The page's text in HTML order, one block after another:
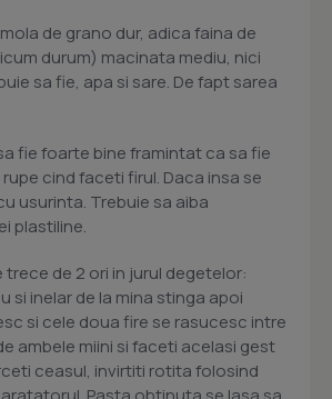
de grano dur, adica faina de
durum) macinata mediu, nici
sa fie, apa si sare. De fapt sarea
fie foarte bine framintat ca sa fie
cind faceti firul. Daca insa se
usurinta. Trebuie sa aiba
plastiline.
trece de 2 ori in jurul degetelor:
si inelar de la mina stinga apoi
si cele doua fire se rasucesc intre
ambele miini si faceti acelasi gest
ceasul, invirtiti rotita folosind